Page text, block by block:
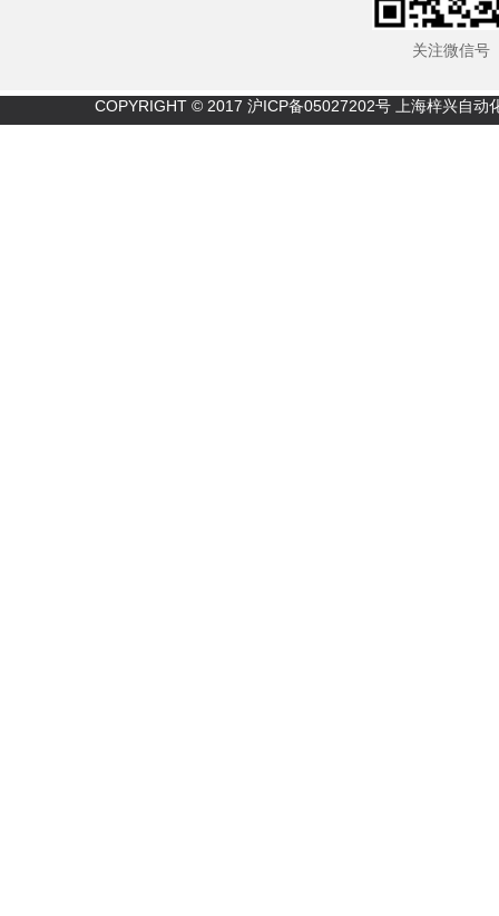
COPYRIGHT © 2017 沪ICP备05027202号 上海梓兴自动
关注微信号